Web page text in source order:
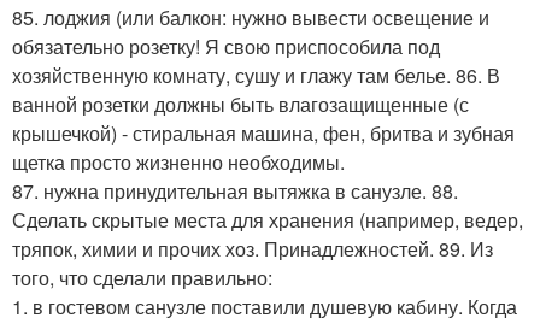
85. лоджия (или балкон: нужно вывести освещение и
обязательно розетку! Я свою приспособила под
хозяйственную комнату, сушу и глажу там белье. 86. В
ванной розетки должны быть влагозащищенные (с
крышечкой) - стиральная машина, фен, бритва и зубная
щетка просто жизненно необходимы.
87. нужна принудительная вытяжка в санузле. 88.
Сделать скрытые места для хранения (например, ведер,
тряпок, химии и прочих хоз. Принадлежностей. 89. Из
того, что сделали правильно:
1. в гостевом санузле поставили душевую кабину. Когда